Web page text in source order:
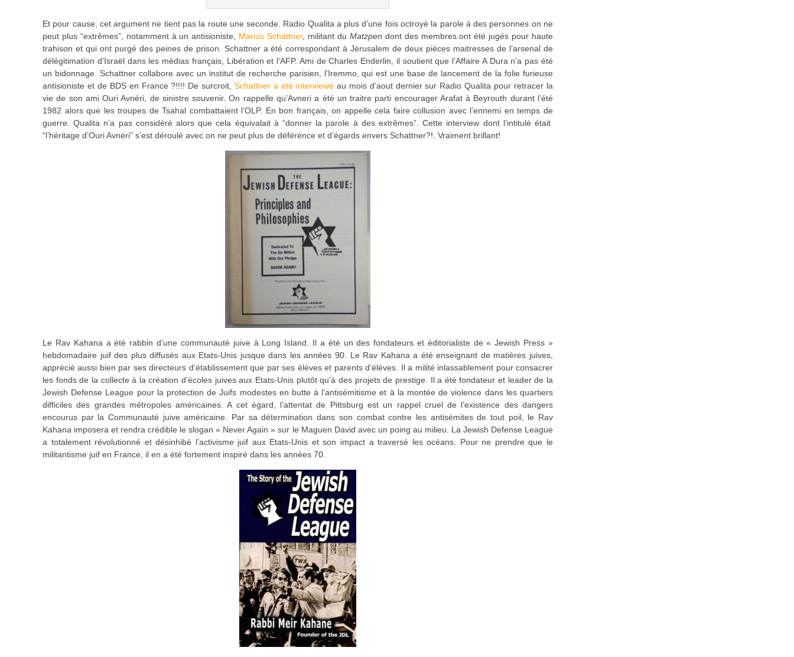
Et pour cause, cet argument ne tient pas la route une seconde. Radio Qualita a plus d’une fois octroyé la parole à des personnes on ne
peut plus “extrêmes”, notamment à un antisioniste, Marius Schattner, militant du Matzpen dont des membres ont été jugés pour haute
trahison et qui ont purgé des peines de prison. Schattner a été correspondant à Jérusalem de deux pièces maitresses de l’arsenal de
délégitimation d’Israël dans les médias français, Libération et l’AFP. Ami de Charles Enderlin, il soutient que l’Affaire A Dura n’a pas été
un bidonnage. Schattner collabore avec un institut de recherche parisien, l’Iremmo, qui est une base de lancement de la folie furieuse
antisioniste et de BDS en France ?!!!! De surcroit,Schattner a été interviewéau mois d’aout dernier sur Radio Qualita pour retracer la
vie de son ami Ouri Avnéri, de sinistre souvenir. On rappelle qu’Avneri a été un traitre parti encourager Arafat à Beyrouth durant l’été
1982 alors que les troupes de Tsahal combattaient l’OLP. En bon français, on appelle cela faire collusion avec l’ennemi en temps de
guerre. Qualita n’a pas considéré alors que cela équivalait à “donner la parole à des extrêmes”. Cette interview dont l’intitulé était
“l’héritage d’Ouri Avnéri” s’est déroulé avec on ne peut plus de déférénce et d’égards envers Schattner?!. Vraiment brillant!
Le Rav Kahana a été rabbin d’une communauté juive à Long Island. Il a été un des fondateurs et éditorialiste de « Jewish Press »
hebdomadaire juif des plus diffusés aux Etats-Unis jusque dans les années 90. Le Rav Kahana a été enseignant de matières juives,
apprécié aussi bien par ses directeurs d’établissement que par ses élèves et parents d’élèves. Il a milité inlassablement pour consacrer
les fonds de la collecte à la création d’écoles juives aux Etats-Unis plutôt qu’à des projets de prestige. Il a été fondateur et leader de la
Jewish Defense League pour la protection de Juifs modestes en butte à l’antisémitisme et à la montée de violence dans les quartiers
difficiles des grandes métropoles américaines. A cet égard, l’attentat de Pittsburg est un rappel cruel de l’existence des dangers
encourus par la Communauté juive américaine. Par sa détermination dans son combat contre les antisémites de tout poil, le Rav
Kahana imposera et rendra crédible le slogan « Never Again » sur le Maguen David avec un poing au milieu. La Jewish Defense League
a totalement révolutionné et désinhibé l’activisme juif aux Etats-Unis et son impact a traversé les océans. Pour ne prendre que le
militantisme juif en France, il en a été fortement inspiré dans les années 70.